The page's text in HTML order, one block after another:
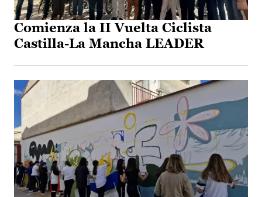
Comienza la II Vuelta Ciclista
Castilla-La Mancha LEADER